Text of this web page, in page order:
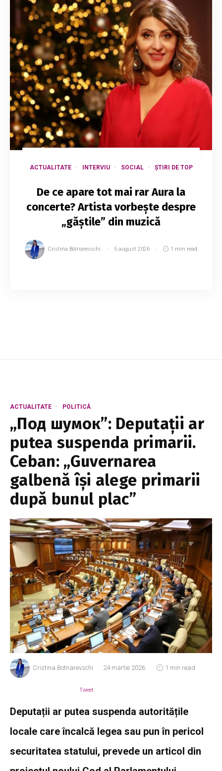
ACTUALITATE INTERVIU SOCIAL ȘTIRI DE TOP
De ce apare tot mai rar Aura la
concerte? Artista vorbește despre
„găștile” din muzică
Cristina Botnarevschi 5 august 2026 1 min read
ACTUALITATE POLITICĂ
„Под шумок”: Deputații ar
putea suspenda primarii.
Ceban: „Guvernarea
galbenă își alege primarii
după bunul plac”
Cristina Botnarevschi 24 martie 2026 1 min read
Tweet
Deputații ar putea suspenda autoritățile
locale care încalcă legea sau pun în pericol
securitatea statului, prevede un articol din